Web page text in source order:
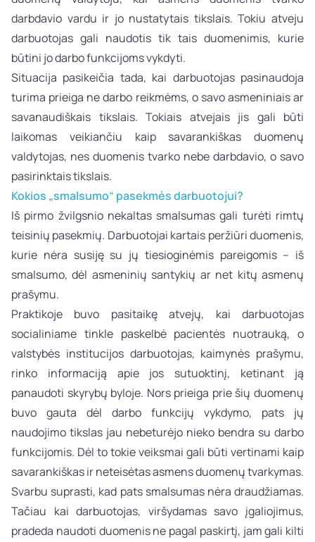
darbdavio vardu ir jo nustatytais tikslais. Tokiu atveju
darbuotojas gali naudotis tik tais duomenimis, kurie
būtini jo darbo funkcijoms vykdyti.
Situacija pasikeičia tada, kai darbuotojas pasinaudoja
turima prieiga ne darbo reikmėms, o savo asmeniniais ar
savanaudiškais tikslais. Tokiais atvejais jis gali būti
laikomas veikiančiu kaip savarankiškas duomenų
valdytojas, nes duomenis tvarko nebe darbdavio, o savo
pasirinktais tikslais.
Kokios „smalsumo“ pasekmės darbuotojui?
Iš pirmo žvilgsnio nekaltas smalsumas gali turėti rimtų
teisinių pasekmių. Darbuotojai kartais peržiūri duomenis,
kurie nėra susiję su jų tiesioginėmis pareigomis – iš
smalsumo, dėl asmeninių santykių ar net kitų asmenų
prašymu.
Praktikoje buvo pasitaikę atvejų, kai darbuotojas
socialiniame tinkle paskelbė pacientės nuotrauką, o
valstybės institucijos darbuotojas, kaimynės prašymu,
rinko informaciją apie jos sutuoktinį, ketinant ją
panaudoti skyrybų byloje. Nors prieiga prie šių duomenų
buvo gauta dėl darbo funkcijų vykdymo, pats jų
naudojimo tikslas jau nebeturėjo nieko bendra su darbo
funkcijomis. Dėl to tokie veiksmai gali būti vertinami kaip
savarankiškas ir neteisėtas asmens duomenų tvarkymas.
Svarbu suprasti, kad pats smalsumas nėra draudžiamas.
Tačiau kai darbuotojas, viršydamas savo įgaliojimus,
pradeda naudoti duomenis ne pagal paskirtį, jam gali kilti